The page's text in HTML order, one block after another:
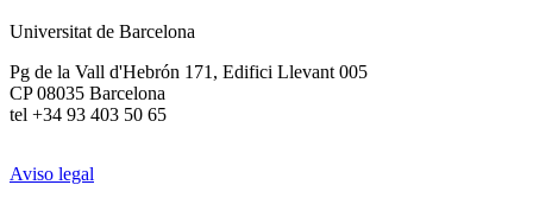
Universitat de Barcelona
Pg de la Vall d'Hebrón 171, Edifici Llevant 005
CP 08035 Barcelona
tel +34 93 403 50 65
Aviso legal